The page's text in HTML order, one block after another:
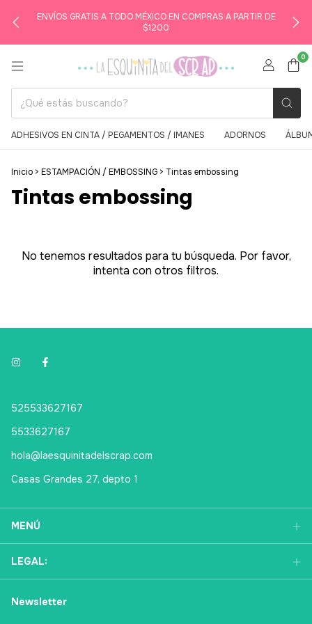
ENVÍOS GRATIS A TODO MÉXICO EN COMPRAS A PARTIR DE
$1200
0
ADHESIVOS EN CINTA / PEGAMENTOS / IMANES ADORNOS
Inicio > ESTAMPACIÓN / EMBOSSING > Tintas embossing
Tintas embossing
No tenemos resultados para tu búsqueda. Por favor,
intenta con otros filtros.
525533627167
5533627167
hola@laesquinitadelscrap.com
Casas Grandes 27, depto 1
MENÚ
LEGAL:
Newsletter